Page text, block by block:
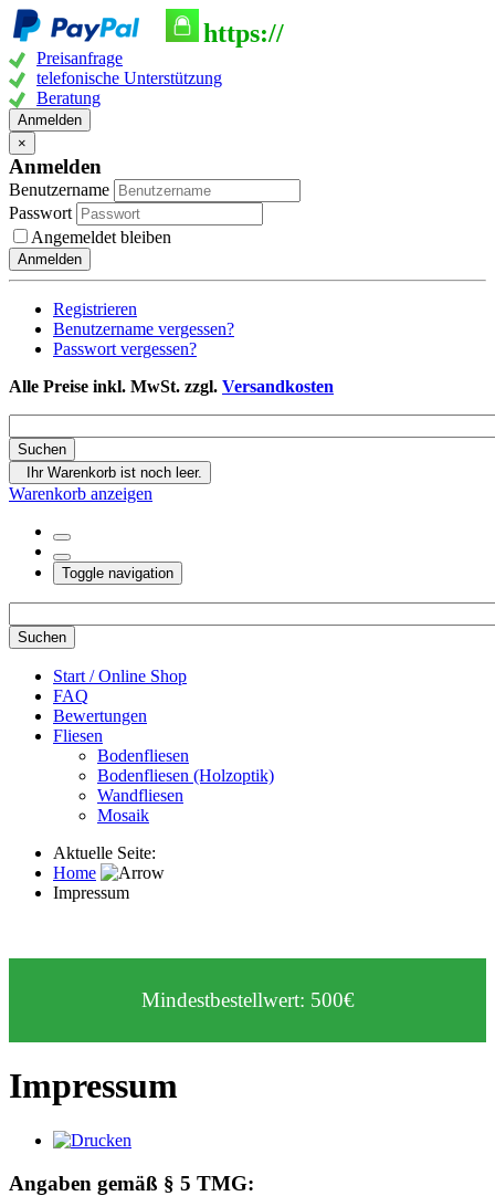
https://
Preisanfrage
telefonische Unterstützung
Beratung
Anmelden
×
Anmelden
Benutzername
Passwort
Angemeldet bleiben
Anmelden
Registrieren
Benutzername vergessen?
Passwort vergessen?
Alle Preise inkl. MwSt. zzgl. Versandkosten
Ihr Warenkorb ist noch leer.
Warenkorb anzeigen
Toggle navigation
Start / Online Shop
FAQ
Bewertungen
Fliesen
Bodenfliesen
Bodenfliesen (Holzoptik)
Wandfliesen
Mosaik
Aktuelle Seite:
Home
Impressum
Mindestbestellwert: 500€
Impressum
Angaben gemäß § 5 TMG: